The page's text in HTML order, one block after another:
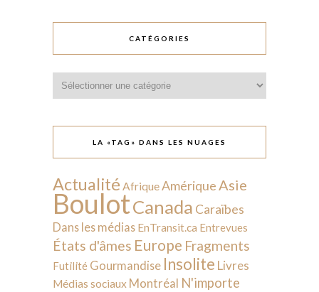
CATÉGORIES
LA «TAG» DANS LES NUAGES
Actualité AfriqueAmériqueAsie
BoulotCanada Caraïbes
Dans les médias EnTransit.ca Entrevues
États d'âmes Europe Fragments
Futilité Gourmandise Insolite Livres
Médias sociaux Montréal N'importe